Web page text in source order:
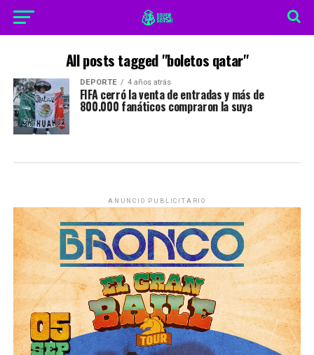
All posts tagged "boletos qatar"
DEPORTE 4 años atrás
FIFA cerró la venta de entradas y más de
800.000 fanáticos compraron la suya
ANUNCIO PUBLICITARIO